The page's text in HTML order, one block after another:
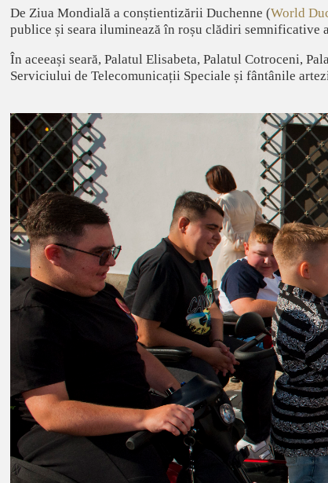
De Ziua Mondială a conștientizării Duchenne (World
publice și seara iluminează în roșu clădiri semnificative
În aceeași seară, Palatul Elisabeta, Palatul Cotroceni,
Serviciului de Telecomunicații Speciale și fântânile